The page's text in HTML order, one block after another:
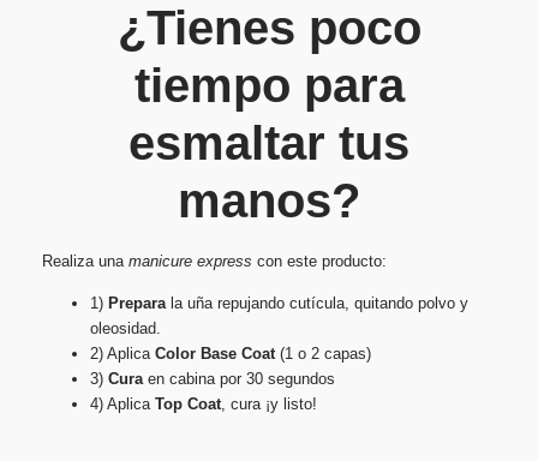
¿Tienes poco
tiempo para
esmaltar tus
manos?
Realiza una manicure express con este producto:
1) Preparala uña repujando cutícula, quitando polvo y
oleosidad.
2) AplicaColor Base Coat(1 o 2 capas)
3) Curaen cabina por 30 segundos
4) Aplica Top Coat, cura ¡y listo!